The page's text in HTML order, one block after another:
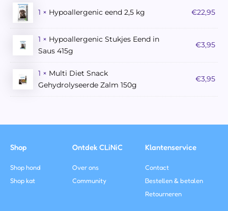
1 × Hypoallergenic eend 2,5 kg €22,95
1 × Hypoallergenic Stukjes Eend in
Saus 415g
€3,95
1 × Multi Diet Snack
Gehydrolyseerde Zalm 150g
€3,95
Shop
Shop hond
Shop kat
Ontdek CLiNiC
Over ons
Community
Klantenservice
Contact
Bestellen & betalen
Retourneren